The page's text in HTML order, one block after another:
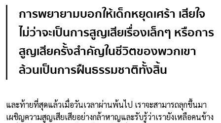
การพยายามบอกให้เด็กหยุดเศร้า เสียใจ
ไม่ว่าจะเป็นการสูญเสียเรื่องเล็กๆ หรือการ
สูญเสียครั้งสำคัญในชีวิตของพวกเขา
ล้วนเป็นการฝืนธรรมชาติทั้งสิ้น
และท้ายที่สุดแล้วเมื่อวันเวลาผ่านพ้นไป เราจะสามารถลุกขึ้นมา
เผชิญความสูญเสียเสียอย่างกล้าหาญและรับรู้ว่าเรายังเหลือคนข้าง